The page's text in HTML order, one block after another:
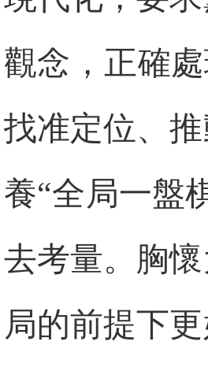
觀念，正確
找准定位、
養“全局一盤
去考量。胸
局的前提下